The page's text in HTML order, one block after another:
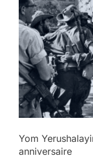
Yom
anniversaire